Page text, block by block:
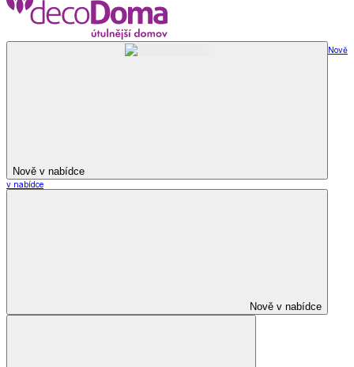
Nově v nabídce
Nově
v nabídce
Nově v nabídce